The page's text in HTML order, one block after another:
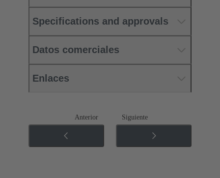
Specifications and approvals
Datos comerciales
Enlaces
Anterior Siguiente